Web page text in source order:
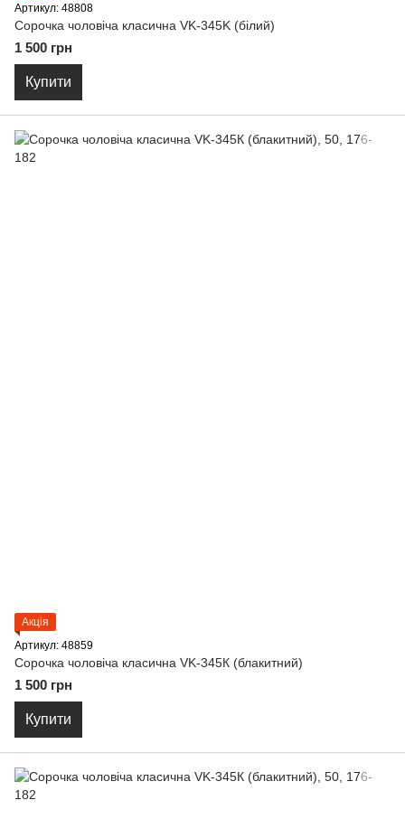
Артикул: 48808
Сорочка чоловіча класична VK-345K (бiлий)
1 500 грн
Купити
Акція
Артикул: 48859
Сорочка чоловіча класична VK-345К (блакитний)
1 500 грн
Купити